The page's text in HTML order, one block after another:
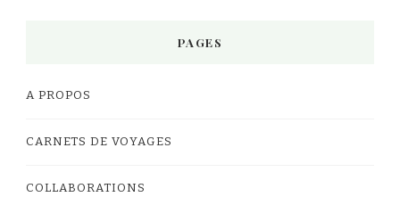
PAGES
A PROPOS
CARNETS DE VOYAGES
COLLABORATIONS